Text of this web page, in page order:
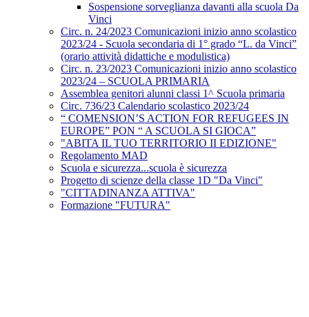
Sospensione sorveglianza davanti alla scuola Da
Vinci
Circ. n. 24/2023 Comunicazioni inizio anno scolastico
2023/24 - Scuola secondaria di 1° grado “L. da Vinci”
(orario attività didattiche e modulistica)
Circ. n. 23/2023 Comunicazioni inizio anno scolastico
2023/24 – SCUOLA PRIMARIA
Assemblea genitori alunni classi 1^ Scuola primaria
Circ. 736/23 Calendario scolastico 2023/24
“ COMENSION’S ACTION FOR REFUGEES IN
EUROPE” PON “ A SCUOLA SI GIOCA”
"ABITA IL TUO TERRITORIO II EDIZIONE"
Regolamento MAD
Scuola e sicurezza...scuola è sicurezza
Progetto di scienze della classe 1D "Da Vinci"
"CITTADINANZA ATTIVA"
Formazione "FUTURA"